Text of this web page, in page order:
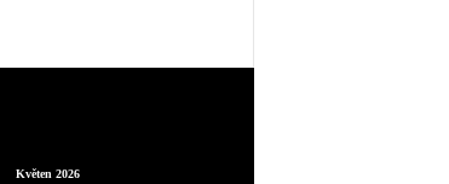
Květen 2026